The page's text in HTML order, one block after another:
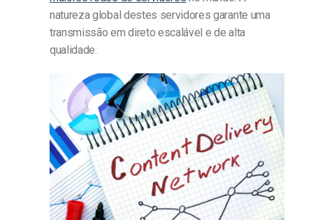
natureza global destes servidores garante uma
transmissão em direto escalável e de alta
qualidade.